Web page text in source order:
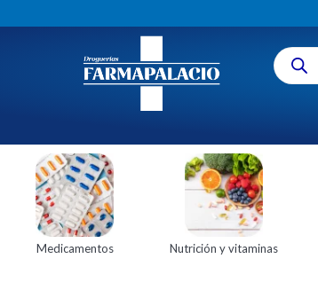
Medicamentos Nutrición y vitaminas